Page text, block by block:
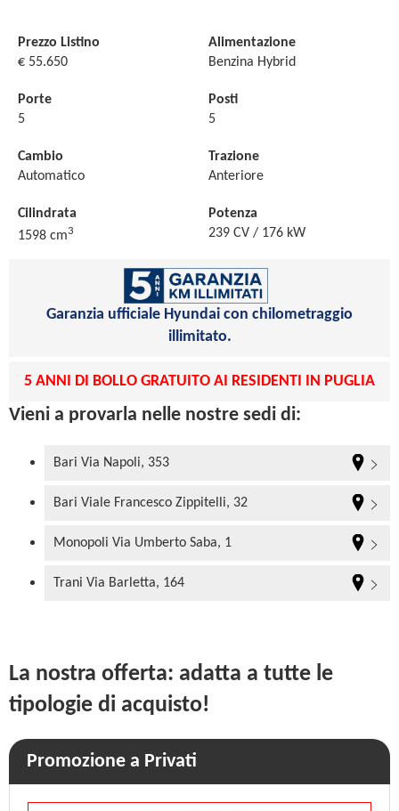
Prezzo Listino
€ 55.650
Alimentazione
Benzina Hybrid
Porte
5
Posti
5
Cambio
Automatico
Trazione
Anteriore
Cilindrata
1598 cm3
Potenza
239 CV / 176 kW
Garanzia ufficiale Hyundai con chilometraggio
illimitato.
5 ANNI DI BOLLO GRATUITO AI RESIDENTI IN PUGLIA
Vieni a provarla nelle nostre sedi di:
Bari Via Napoli, 353
Bari Viale Francesco Zippitelli, 32
Monopoli Via Umberto Saba, 1
Trani Via Barletta, 164
La nostra offerta: adatta a tutte le
tipologie di acquisto!
Promozione a Privati